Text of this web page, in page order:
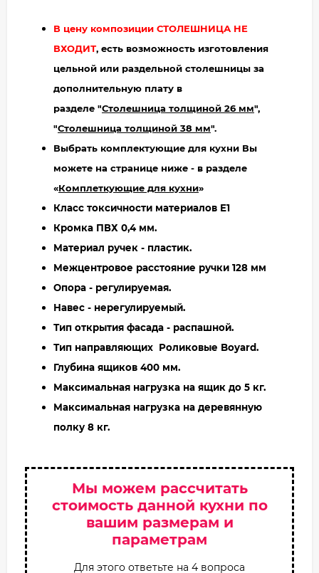
В цену композиции СТОЛЕШНИЦА НЕ
ВХОДИТ, есть возможность изготовления
цельной или раздельной столешницы за
дополнительную плату в
разделе "Столешница толщиной 26 мм",
"Столешница толщиной 38 мм".
Выбрать комплектующие для кухни Вы
можете на странице ниже - в разделе
«Комплеткующие для кухни»
Класс токсичности материалов Е1
Кромка ПВХ 0,4 мм.
Материал ручек - пластик.
Межцентровое расстояние ручки 128 мм
Опора - регулируемая.
Навес - нерегулируемый.
Тип открытия фасада - распашной.
Тип направляющих Роликовые Boyard.
Глубина ящиков 400 мм.
Максимальная нагрузка на ящик до 5 кг.
Максимальная нагрузка на деревянную
полку 8 кг.
Мы можем рассчитать
стоимость данной кухни по
вашим размерам и
параметрам
Для этого ответьте на 4 вопроса